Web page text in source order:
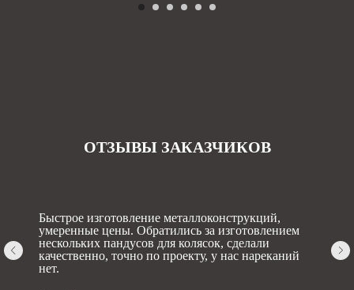
ОТЗЫВЫ ЗАКАЗЧИКОВ
Быстрое изготовление металлоконструкций,
умеренные цены. Обратились за изготовлением
нескольких пандусов для колясок, сделали
качественно, точно по проекту, у нас нареканий
нет.